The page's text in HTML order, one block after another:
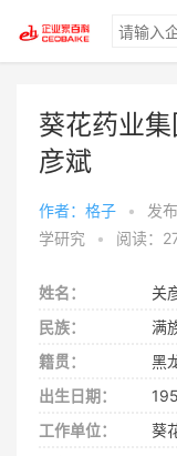
葵花药业
彦斌
作者：格子 • 发
学研究
• 阅读：
姓名：
关
民族：
满
籍贯：
黑
出生日期：
工作单位：
葵